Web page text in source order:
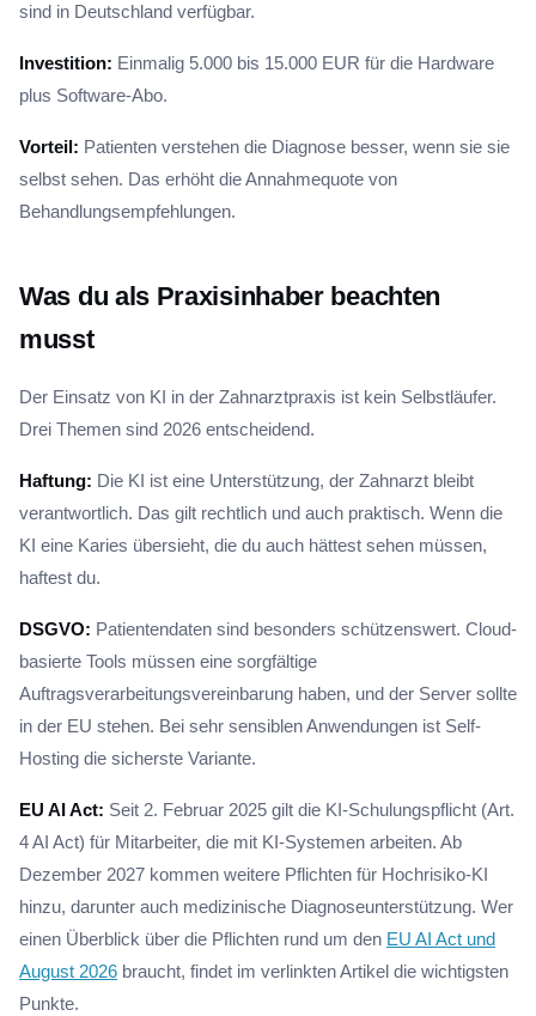
sind in Deutschland verfügbar.
Investition: Einmalig 5.000 bis 15.000 EUR für die Hardware
plus Software-Abo.
Vorteil: Patienten verstehen die Diagnose besser, wenn sie sie
selbst sehen. Das erhöht die Annahmequote von
Behandlungsempfehlungen.
Was du als Praxisinhaber beachten
musst
Der Einsatz von KI in der Zahnarztpraxis ist kein Selbstläufer.
Drei Themen sind 2026 entscheidend.
Haftung: Die KI ist eine Unterstützung, der Zahnarzt bleibt
verantwortlich. Das gilt rechtlich und auch praktisch. Wenn die
KI eine Karies übersieht, die du auch hättest sehen müssen,
haftest du.
DSGVO: Patientendaten sind besonders schützenswert. Cloud-
basierte Tools müssen eine sorgfältige
Auftragsverarbeitungsvereinbarung haben, und der Server sollte
in der EU stehen. Bei sehr sensiblen Anwendungen ist Self-
Hosting die sicherste Variante.
EU AI Act: Seit 2. Februar 2025 gilt die KI-Schulungspflicht (Art.
4 AI Act) für Mitarbeiter, die mit KI-Systemen arbeiten. Ab
Dezember 2027 kommen weitere Pflichten für Hochrisiko-KI
hinzu, darunter auch medizinische Diagnoseunterstützung. Wer
einen Überblick über die Pflichten rund um den EU AI Act und
August 2026 braucht, findet im verlinkten Artikel die wichtigsten
Punkte.